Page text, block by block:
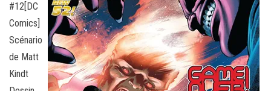
#12[DC
Comics]
Scénario
de Matt
Kindt